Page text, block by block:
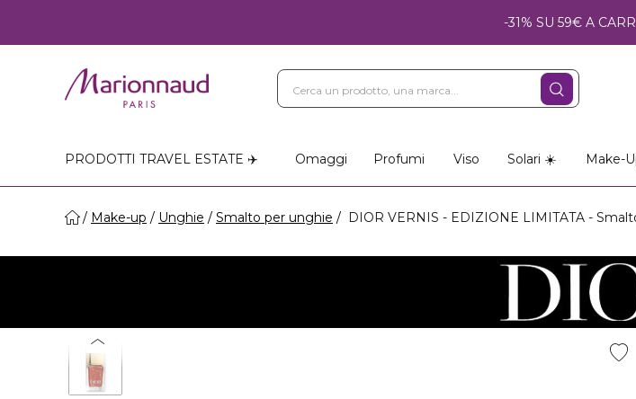
-31% SU 59€ A
PRODOTTI TRAVEL ESTATE ✈️ Omaggi Profumi Viso Solari ☀️ Make-
Make-up Unghie Smalto per unghie DIOR VERNIS - EDIZIONE LIMITATA -